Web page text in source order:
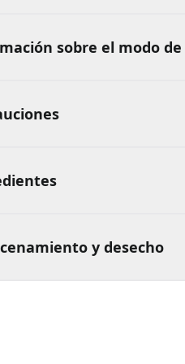
sobre el modo de
y desecho